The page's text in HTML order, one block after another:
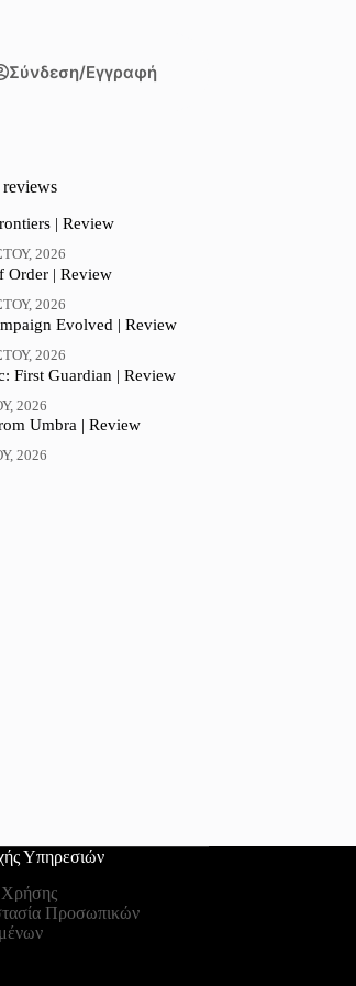
Σύνδεση/Εγγραφή
reviews
| Review
2026
Order | Review
2026
Evolved | Review
2026
First Guardian | Review
2026
Umbra | Review
2026
Υπηρεσιών
Προσωπικών